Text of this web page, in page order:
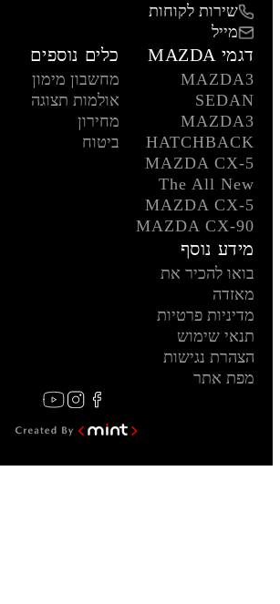
שירות לקוחות
מייל
דגמי MAZDA
MAZDA3
SEDAN
MAZDA3
HATCHBACK
MAZDA CX-5
The All New
MAZDA CX-5
MAZDA CX-90
כלים נוספים
מחשבון מימון
אולמות תצוגה
מחירון
ביטוח
מידע נוסף
בואו להכיר את
מאזדה
מדיניות פרטיות
תנאי שימוש
הצהרת נגישות
מפת אתר